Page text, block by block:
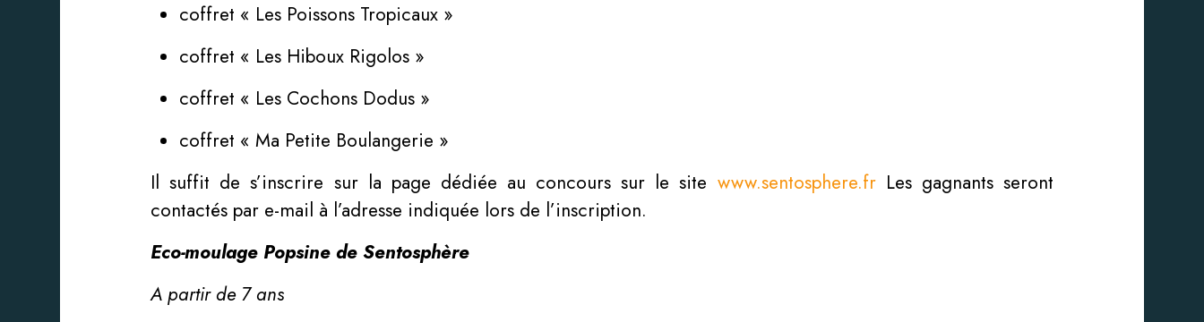
coffret « Les Poissons Tropicaux »
coffret « Les Hiboux Rigolos »
coffret « Les Cochons Dodus »
coffret « Ma Petite Boulangerie »
Il suffit de s’inscrire sur la page dédiée au concours sur le site www.sentosphere.frLes gagnants seront
contactés par e-mail à l’adresse indiquée lors de l’inscription.
Eco-moulage Popsine de Sentosphère
A partir de 7 ans